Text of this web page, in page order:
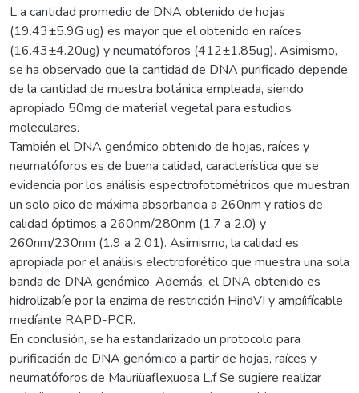
L a cantidad promedio de DNA obtenido de hojas
(19.43±5.9G ug) es mayor que el obtenido en raíces
(16.43±4.20ug) y neumatóforos (412±1.85ug). Asimismo,
se ha observado que la cantidad de DNA purificado depende
de la cantidad de muestra botánica empleada, siendo
apropiado 50mg de material vegetal para estudios
moleculares.
También el DNA genómico obtenido de hojas, raíces y
neumatóforos es de buena calidad, característica que se
evidencia por los análisis espectrofotométricos que muestran
un solo pico de máxima absorbancia a 260nm y ratios de
calidad óptimos a 260nm/280nm (1.7 a 2.0) y
260nm/230nm (1.9 a 2.01). Asimismo, la calidad es
apropiada por el análisis electroforético que muestra una sola
banda de DNA genómico. Además, el DNA obtenido es
hidrolizabíe por la enzima de restricción HindVI y ampíifícable
medíante RAPD-PCR.
En conclusión, se ha estandarizado un protocolo para
purificación de DNA genómico a partir de hojas, raíces y
neumatóforos de Mauriüaflexuosa L.f Se sugiere realizar